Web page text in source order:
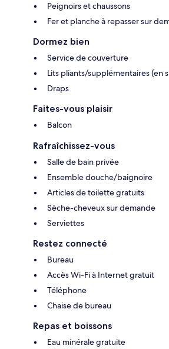
Peignoirs et chaussons
Fer et planche à repasser sur
Dormez bien
Service de couverture
Lits pliants/supplémentaires (en
Draps
Faites-vous plaisir
Balcon
Rafraîchissez-vous
Salle de bain privée
Ensemble douche/baignoire
Articles de toilette gratuits
Sèche-cheveux sur demande
Serviettes
Restez connecté
Bureau
Accès Wi-Fi à Internet gratuit
Téléphone
Chaise de bureau
Repas et boissons
Eau minérale gratuite